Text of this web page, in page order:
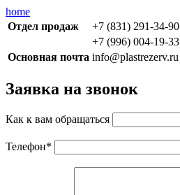
home
Отдел продаж
+7 (831) 291-34-90
+7 (996) 004-19-33
Основная почта info@plastrezerv.ru
Заявка на звонок
Как к вам обращаться
Телефон*